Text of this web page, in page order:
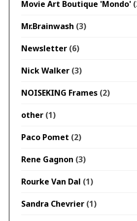
Movie Art Boutique 'Mondo'
Mr.Brainwash (3)
Newsletter(6)
Nick Walker(3)
NOISEKING Frames(2)
other(1)
Paco Pomet (2)
Rene Gagnon (3)
Rourke Van Dal (1)
Sandra Chevrier(1)